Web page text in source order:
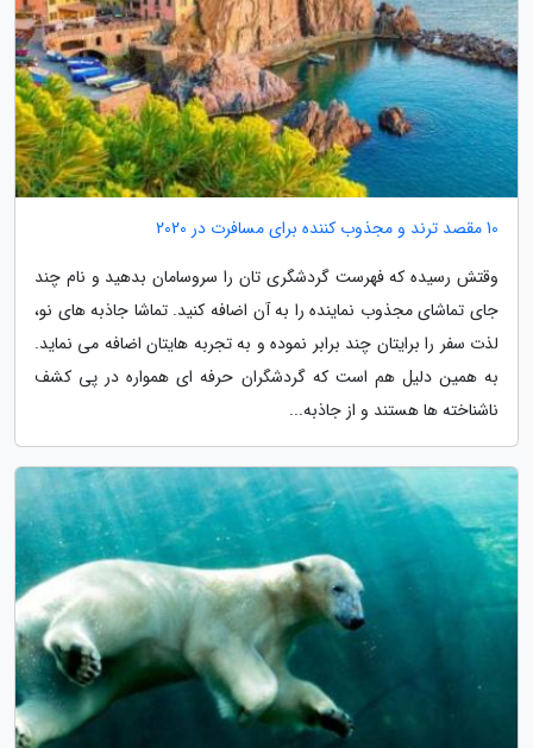
10 مقصد ترند و مجذوب کننده برای مسافرت در 2020
وقتش رسیده که فهرست گردشگری تان را سروسامان بدهید و نام چند
جای تماشای مجذوب نماینده را به آن اضافه کنید. تماشا جاذبه های نو،
لذت سفر را برایتان چند برابر نموده و به تجربه هایتان اضافه می نماید.
به همین دلیل هم است که گردشگران حرفه ای همواره در پی کشف
ناشناخته ها هستند و از جاذبه...